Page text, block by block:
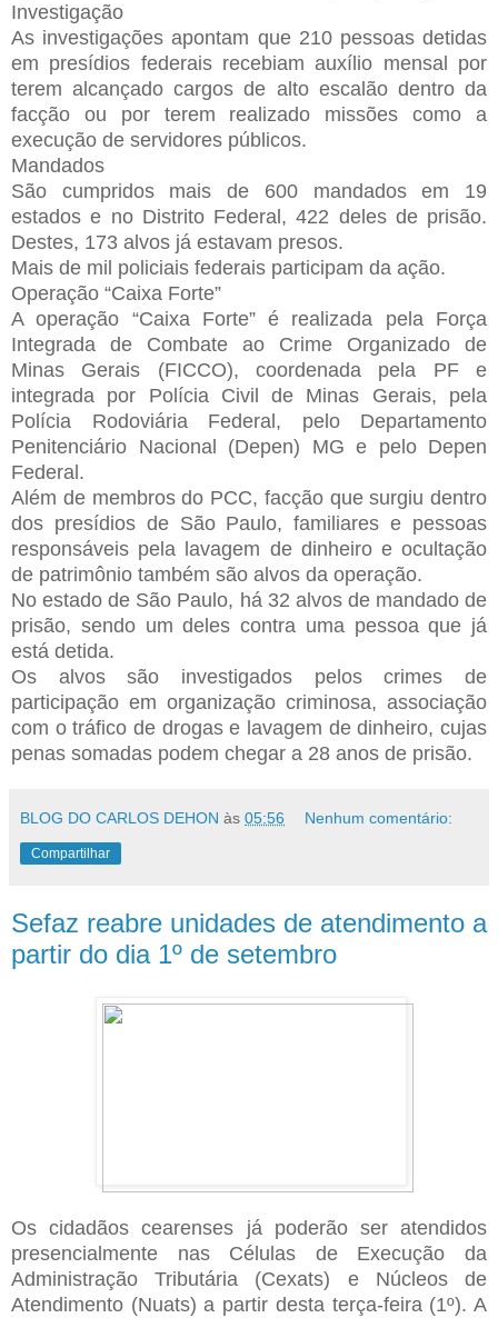
Investigação
As investigações apontam que 210 pessoas detidas
em presídios federais recebiam auxílio mensal por
terem alcançado cargos de alto escalão dentro da
facção ou por terem realizado missões como a
execução de servidores públicos.
Mandados
São cumpridos mais de 600 mandados em 19
estados e no Distrito Federal, 422 deles de prisão.
Destes, 173 alvos já estavam presos.
Mais de mil policiais federais participam da ação.
Operação “Caixa Forte”
A operação “Caixa Forte” é realizada pela Força
Integrada de Combate ao Crime Organizado de
Minas Gerais (FICCO), coordenada pela PF e
integrada por Polícia Civil de Minas Gerais, pela
Polícia Rodoviária Federal, pelo Departamento
Penitenciário Nacional (Depen) MG e pelo Depen
Federal.
Além de membros do PCC, facção que surgiu dentro
dos presídios de São Paulo, familiares e pessoas
responsáveis pela lavagem de dinheiro e ocultação
de patrimônio também são alvos da operação.
No estado de São Paulo, há 32 alvos de mandado de
prisão, sendo um deles contra uma pessoa que já
está detida.
Os alvos são investigados pelos crimes de
participação em organização criminosa, associação
com o tráfico de drogas e lavagem de dinheiro, cujas
penas somadas podem chegar a 28 anos de prisão.
BLOG DO CARLOS DEHON às 05:56 Nenhum comentário:
Compartilhar
Sefaz reabre unidades de atendimento a
partir do dia 1º de setembro
Os cidadãos cearenses já poderão ser atendidos
presencialmente nas Células de Execução da
Administração Tributária (Cexats) e Núcleos de
Atendimento (Nuats) a partir desta terça-feira (1º). A